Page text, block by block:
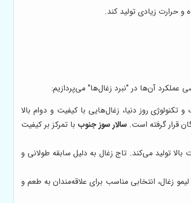
حرارت زیادی تولید کند.
عملکرد آن‌ها در "نبرد زغال‌ها" می‌پردازیم:
تکنولوژی روز دنیا، زغال‌هایی با کیفیت و دوام بالا
قرار گرفته است. سالار سوز جنوب با تمرکز بر کیفیت
تولید می‌کند. تاج زغال به دلیل سابقه طولانی و
زغال، انتخابی مناسب برای علاقه‌مندان به طعم و